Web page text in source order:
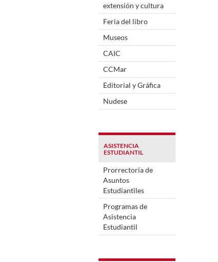
extensión y cultura
Feria del libro
Museos
CAIC
CCMar
Editorial y Gráfica
Nudese
ASISTENCIA
ESTUDIANTIL
Prorrectoría de
Asuntos
Estudiantiles
Programas de
Asistencia
Estudiantil